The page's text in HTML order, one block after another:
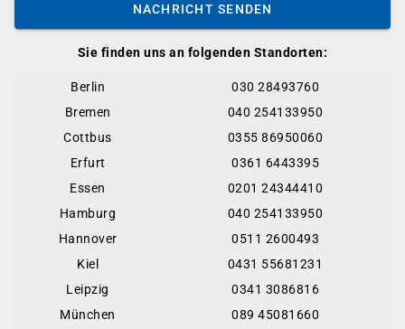
Sie finden uns an folgenden Standorten:
Berlin
030 28493760
Bremen
040 254133950
Cottbus
0355 86950060
Erfurt
0361 6443395
Essen
0201 24344410
Hamburg
040 254133950
Hannover
0511 2600493
Kiel
0431 55681231
Leipzig
0341 3086816
München
089 45081660
NACHRICHT SENDEN